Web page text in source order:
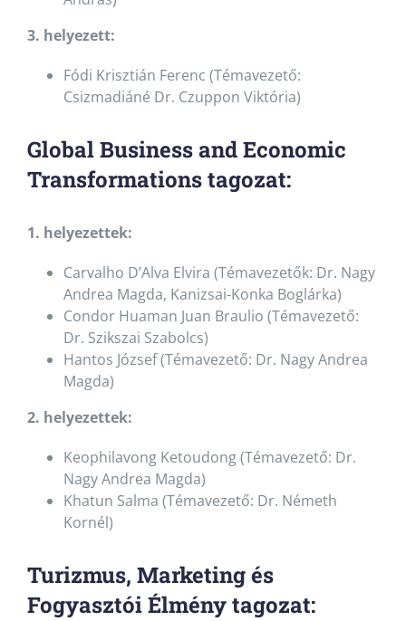
3. helyezett:
Fódi Krisztián Ferenc (Témavezető:
Csizmadiáné Dr. Czuppon Viktória)
Global Business and Economic
Transformations tagozat:
1. helyezettek:
Carvalho D’Alva Elvira (Témavezetők: Dr. Nagy
Andrea Magda, Kanizsai-Konka Boglárka)
Condor Huaman Juan Braulio (Témavezető:
Dr. Szikszai Szabolcs)
Hantos József (Témavezető: Dr. Nagy Andrea
Magda)
2. helyezettek:
Keophilavong Ketoudong (Témavezető: Dr.
Nagy Andrea Magda)
Khatun Salma (Témavezető: Dr. Németh
Kornél)
Turizmus, Marketing és
Fogyasztói Élmény tagozat: